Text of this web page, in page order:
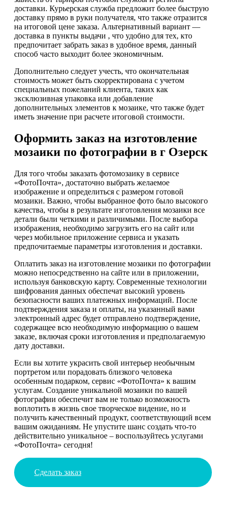
доставки. Курьерская служба предложит более быструю
доставку прямо в руки получателя, что также отразится
на итоговой цене заказа. Альтернативный вариант —
доставка в пункты выдачи , что удобно для тех, кто
предпочитает забрать заказ в удобное время, данный
способ часто выходит более экономичным.
Дополнительно следует учесть, что окончательная
стоимость может быть скорректирована с учетом
специальных пожеланий клиента, таких как
эксклюзивная упаковка или добавление
дополнительных элементов к мозаике, что также будет
иметь значение при расчете итоговой стоимости.
Оформить заказ на изготовление
мозаики по фотографии в г Озерск
Для того чтобы заказать фотомозаику в сервисе
«ФотоПочта», достаточно выбрать желаемое
изображение и определиться с размером готовой
мозаики. Важно, чтобы выбранное фото было высокого
качества, чтобы в результате изготовления мозаики все
детали были четкими и различимыми. После выбора
изображения, необходимо загрузить его на сайт или
через мобильное приложение сервиса и указать
предпочитаемые параметры изготовления и доставки.
Оплатить заказ на изготовление мозаики по фотографии
можно непосредственно на сайте или в приложении,
используя банковскую карту. Современные технологии
шифрования данных обеспечат высокий уровень
безопасности ваших платежных информаций. После
подтверждения заказа и оплаты, на указанный вами
электронный адрес будет отправлено подтверждение,
содержащее всю необходимую информацию о вашем
заказе, включая сроки изготовления и предполагаемую
дату доставки.
Если вы хотите украсить свой интерьер необычным
портретом или порадовать близкого человека
особенным подарком, сервис «ФотоПочта» к вашим
услугам. Создание уникальной мозаики по вашей
фотографии обеспечит вам не только возможность
воплотить в жизнь свое творческое видение, но и
получить качественный продукт, соответствующий всем
вашим ожиданиям. Не упустите шанс создать что-то
действительно уникальное – воспользуйтесь услугами
«ФотоПочта» сегодня!
Сделать заказ